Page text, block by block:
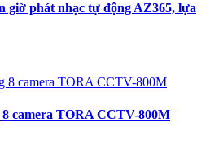
giờ phát nhạc tự động AZ365, lựa
camera TORA CCTV-800M